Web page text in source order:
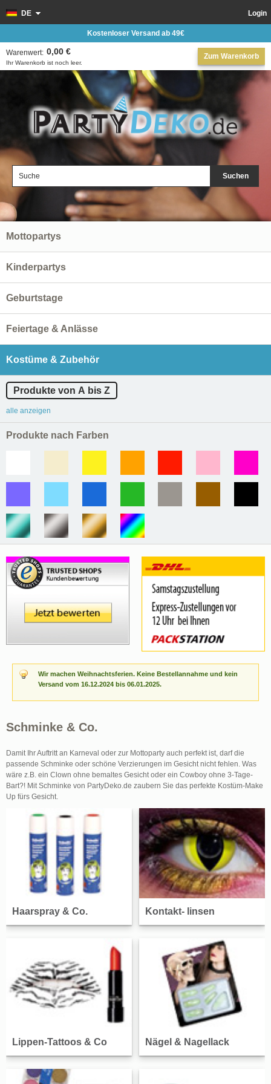
Suchen
Login
DE
Zum Warenkorb
Ihr Warenkorb ist noch leer.
Warenwert: 0,00 €
Kostenloser Versand ab 49€
Wir machen Weihnachtsferien. Keine Bestellannahme und kein
Versand vom 16.12.2024 bis 06.01.2025.
Schminke & Co.
Damit Ihr Auftritt an Karneval oder zur Mottoparty auch perfekt ist, darf die
passende Schminke oder schöne Verzierungen im Gesicht nicht fehlen. Was
wäre z.B. ein Clown ohne bemaltes Gesicht oder ein Cowboy ohne 3-Tage-
Bart?! Mit Schminke von PartyDeko.de zaubern Sie das perfekte Kostüm-Make
Up fürs Gesicht.
Haarspray & Co. Kontakt- linsen
Lippen-Tattoos & Co Nägel & Nagellack
Mottopartys
Kinderpartys
Geburtstage
Feiertage & Anlässe
Kostüme & Zubehör
Produkte von A bis Z
alle anzeigen
Produkte nach Farben